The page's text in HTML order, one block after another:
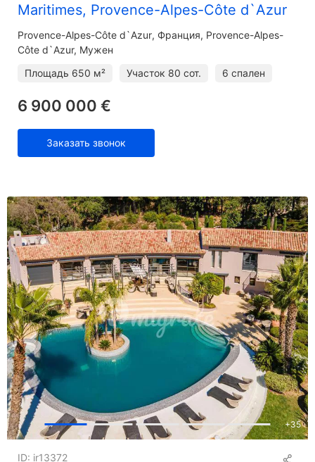
Maritimes, Provence-Alpes-Côte d`Azur
Provence-Alpes-Côte d`Azur Франция, Provence-Alpes-
Côte d`Azur, Мужен
Площадь 650 м² Участок 80 сот. 6 спален
6 900 000 €
Заказать звонок
+35
ID: ir13372